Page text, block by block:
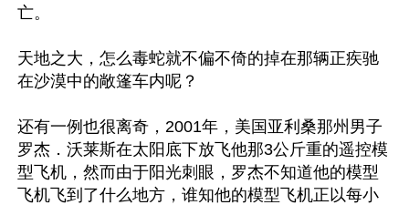
亡。
天地之大，怎么毒蛇就不偏不倚的掉在那辆正疾驰
在沙漠中的敞篷车内呢？
还有一例也很离奇，2001年，美国亚利桑那州男子
罗杰．沃莱斯在太阳底下放飞他那3公斤重的遥控模
型飞机，然而由于阳光刺眼，罗杰不知道他的模型
飞机飞到了什么地方，谁知他的模型飞机正以每小